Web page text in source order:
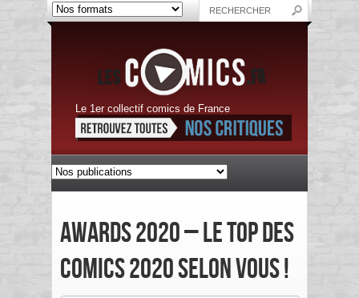
Le 1er collectif comics de France
AWARDS 2020 – Le top des
comics 2020 selon vous !